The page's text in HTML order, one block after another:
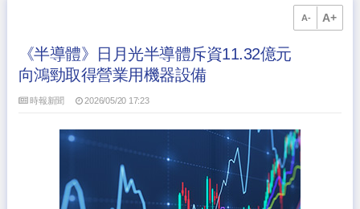
A- A+
《半導體》日月光半導體斥資11.32億元
向鴻勁取得營業用機器設備
時報新聞 2026/05/20 17:23